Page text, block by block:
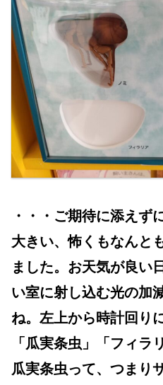
・・・ご期待に添えず
大きい、怖くもなんと
ました。お天気が良い
い室に射し込む光の加
ね。左上から時計回り
「瓜実条虫」「フィラ
瓜実条虫って、つまり